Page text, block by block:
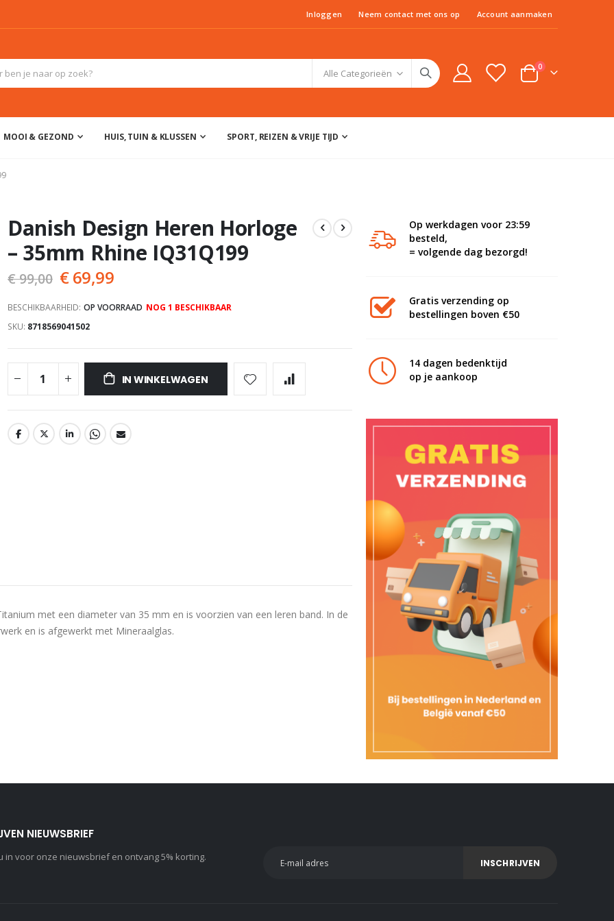
Inloggen Neem contact met ons op Account aanmaken
Cart
0producten
MOOI & GEZOND HUIS, TUIN & KLUSSEN SPORT, REIZEN & VRIJE TIJD
Danish Design Heren Horloge
– 35mm Rhine IQ31Q199
€ 99,00 € 69,99
BESCHIKBAARHEID: OP VOORRAAD NOG 1 BESCHIKBAAR
SKU 8718569041502
IN WINKELWAGEN
met een diameter van 35 mm en is voorzien van een leren band. In de
en is afgewerkt met Mineraalglas.
Op werkdagen voor 23:59
besteld,
= volgende dag bezorgd!
Gratis verzending op
bestellingen boven €50
14 dagen bedenktijd
op je aankoop
NIEUWSBRIEF
in voor onze nieuwsbrief en ontvang 5% korting. INSCHRIJVEN